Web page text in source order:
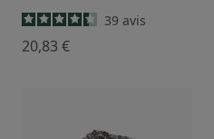
39 avis
20,83 €